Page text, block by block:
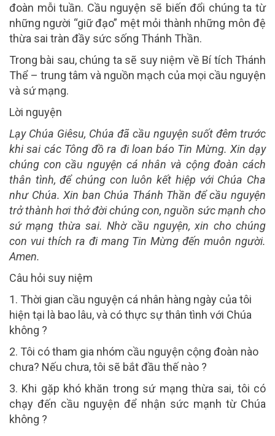
đoàn mỗi tuần. Cầu nguyện sẽ biến đổi chúng ta từ
những người “giữ đạo” mệt mỏi thành những môn đệ
thừa sai tràn đầy sức sống Thánh Thần.
Trong bài sau, chúng ta sẽ suy niệm về Bí tích Thánh
Thể – trung tâm và nguồn mạch của mọi cầu nguyện
và sứ mạng.
Lời nguyện
Lạy Chúa Giêsu, Chúa đã cầu nguyện suốt đêm trước
khi sai các Tông đồ ra đi loan báo Tin Mừng. Xin dạy
chúng con cầu nguyện cá nhân và cộng đoàn cách
thân tình, để chúng con luôn kết hiệp với Chúa Cha
như Chúa. Xin ban Chúa Thánh Thần để cầu nguyện
trở thành hơi thở đời chúng con, nguồn sức mạnh cho
sứ mạng thừa sai. Nhờ cầu nguyện, xin cho chúng
con vui thích ra đi mang Tin Mừng đến muôn người.
Amen.
Câu hỏi suy niệm
1. Thời gian cầu nguyện cá nhân hàng ngày của tôi
hiện tại là bao lâu, và có thực sự thân tình với Chúa
không ?
2. Tôi có tham gia nhóm cầu nguyện cộng đoàn nào
chưa? Nếu chưa, tôi sẽ bắt đầu thế nào ?
3. Khi gặp khó khăn trong sứ mạng thừa sai, tôi có
chạy đến cầu nguyện để nhận sức mạnh từ Chúa
không ?